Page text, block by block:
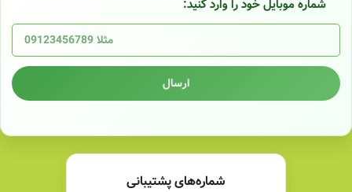
شماره موبایل خود را وارد کنید:
ارسال
شماره‌های پشتیبانی